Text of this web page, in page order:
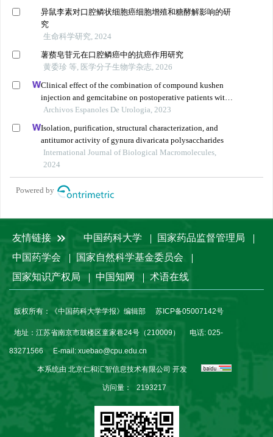
异鼠李素对口腔鳞状细胞癌细胞增殖和糖酵解影响的研
究
生命科学研究, 2024
薯蓣皂苷元在口腔鳞癌中的抗癌作用研究
黄委珍 等, 医学分子生物学杂志, 2026
Clinical effect of the combination of compound kushen
injection and gemcitabine on postoperative patients with
non-muscle invasive bladder cancer and its influence on
Archivos Espanoles De Urologia, 2023
Isolation, purification, structural characterization, and
antitumor activity of gynura divaricata polysaccharides
International Journal of Biological Macromolecules,
2024
Powered by
友情链接 中国药科大学
国家药品监督管理局
中国药学会
国家自然科学基金委员会
国家知识产权局
中国知网 术语在线
版权所有：《中国药科大学学报》编辑部 苏ICP备05007142号
地址：江苏省南京市鼓楼区童家巷24号（210009） 电话: 025-
83271566 E-mail: xuebao@cpu.edu.cn
本系统由 北京仁和汇智信息技术有限公司 开发
访问量： 2193217